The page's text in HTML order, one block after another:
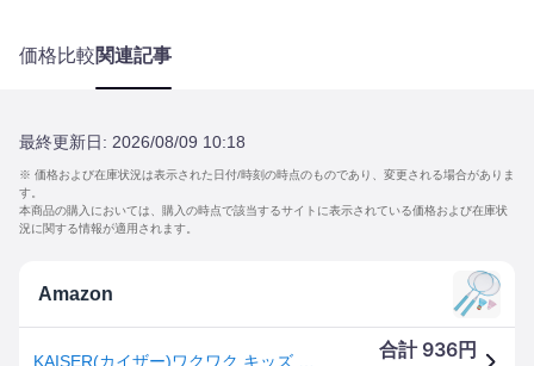
価格比較関連記事
最終更新日: 2026/08/09 10:18
※ 価格および在庫状況は表示された日付/時刻の時点のものであり、変更される場合がありま
す。
本商品の購入においては、購入の時点で該当するサイトに表示されている価格および在庫状
況に関する情報が適用されます。
Amazon
合計 936円